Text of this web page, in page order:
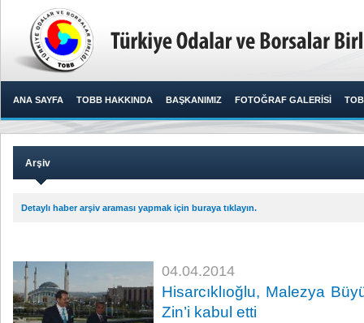
ANA SAYFA TOBB HAKKINDA BAŞKANIMIZ FOTOĞRAF GALERİSİ
Arşiv
Detaylı haber arşiv araması yapmak için buraya tıklayın.
04.04.2014
Hisarcıklıoğlu, Malezya
Zin’i kabul etti